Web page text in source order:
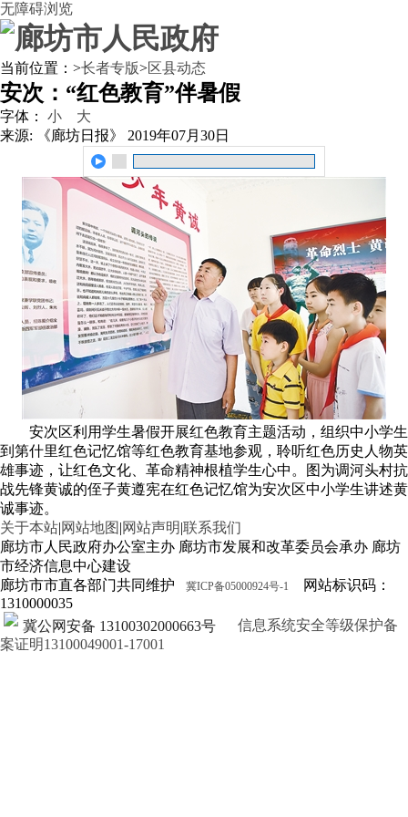
无障碍浏览
当前位置： >长者专版>区县动态
安次：“红色教育”伴暑假
字体： 小
大
来源: 《廊坊日报》
2019年07月30日
安次区利用学生暑假开展红色教育主题活动，组织中小学生
到第什里红色记忆馆等红色教育基地参观，聆听红色历史人物英
雄事迹，让红色文化、革命精神根植学生心中。图为调河头村抗
战先锋黄诚的侄子黄遵宪在红色记忆馆为安次区中小学生讲述黄
诚事迹。
关于本站|网站地图 |网站声明|联系我们
廊坊市人民政府办公室主办 廊坊市发展和改革委员会承办 廊坊
市经济信息中心建设
廊坊市市直各部门共同维护
冀ICP备05000924号-1
网站标识码：
1310000035
冀公网安备 13100302000663号
信息系统安全等级保护备
案证明13100049001-17001